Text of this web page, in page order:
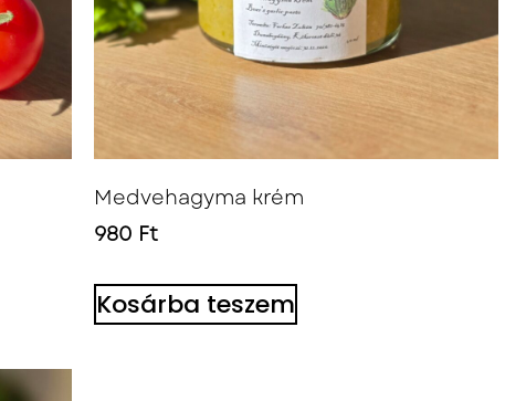
Medvehagyma krém
980 Ft
Kosárba teszem